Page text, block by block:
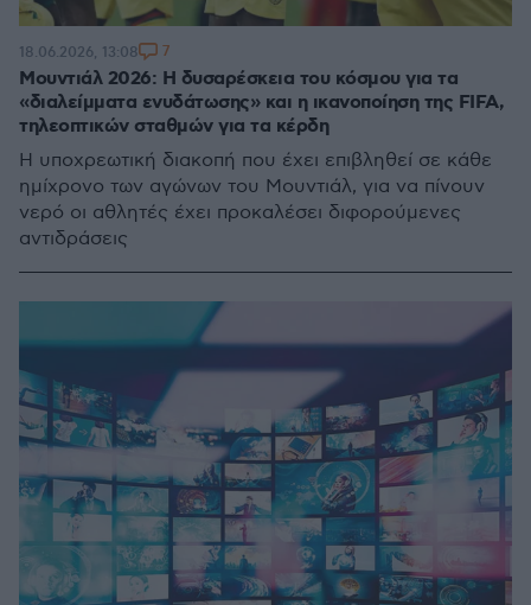
Μουντιάλ 2026: Η δυσαρέσκεια του κόσμου για τα
«διαλείμματα ενυδάτωσης» και η ικανοποίηση της FIFA,
τηλεοπτικών σταθμών για τα κέρδη
Η υποχρεωτική διακοπή που έχει επιβληθεί σε κάθε
ημίχρονο των αγώνων του Μουντιάλ, για να πίνουν
νερό οι αθλητές έχει προκαλέσει διφορούμενες
αντιδράσεις
18.06.2026, 13:08 7